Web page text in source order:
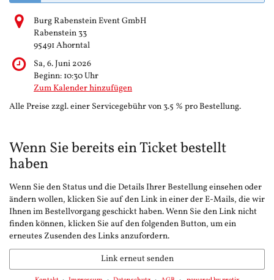
Burg Rabenstein Event GmbH
Rabenstein 33
95491 Ahorntal
Sa, 6. Juni 2026
Beginn: 10:30Uhr
Zum Kalender hinzufügen
Alle Preise zzgl. einer Servicegebühr von 3.5 % pro Bestellung.
Wenn Sie bereits ein Ticket bestellt
haben
Wenn Sie den Status und die Details Ihrer Bestellung einsehen oder
ändern wollen, klicken Sie auf den Link in einer der E-Mails, die wir
Ihnen im Bestellvorgang geschickt haben. Wenn Sie den Link nicht
finden können, klicken Sie auf den folgenden Button, um ein
erneutes Zusenden des Links anzufordern.
Link erneut senden